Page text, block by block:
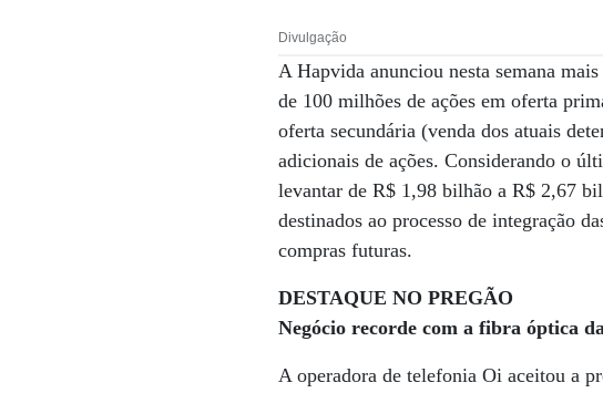
Divulgação
A Hapvida anunciou nesta semana
de 100 milhões de ações em oferta
oferta secundária (venda dos atuais
adicionais de ações. Considerando o
levantar de R$ 1,98 bilhão a R$ 2,67
destinados ao processo de integração
compras futuras.
DESTAQUE NO PREGÃO
Negócio recorde com a fibra óptica
A operadora de telefonia Oi aceitou a